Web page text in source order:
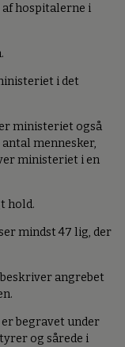
hospitalerne i
i det
ministeriet også
mennesker,
ministeriet i en
hold.
mindst 47 lig, der
angrebet
begravet under
og sårede i